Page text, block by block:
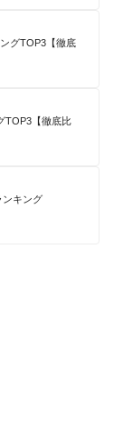
グTOP3【徹底
TOP3【徹底比
ンキング